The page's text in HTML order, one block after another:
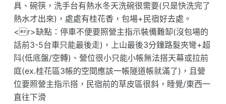
具、碗筷，洗手台有熱水冬天洗碗很需要(只是快洗完了
熱水才出來)，處處有桂花香，包場+民宿好去處。
<r>缺點：停車不便要照營主指示裝備難缷(沒包場的
話前3-5台車只能最後走)，上山最後3分鐘路髮夾彎+超
阧(低底盤/空轉)、營位很小只能小帳無法搭天幕或拉前
庭(ex.桂花區3帳的空間應該一帳隧道帳就滿了)，且營
位要照營主指示搭，民宿前的草皮區很斜，睡覺/東西一
直往下滑